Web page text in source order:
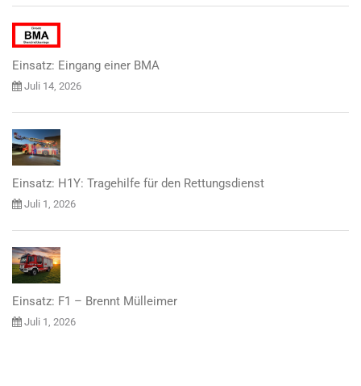
Einsatz: Eingang einer BMA
Juli 14, 2026
Einsatz: H1Y: Tragehilfe für den Rettungsdienst
Juli 1, 2026
Einsatz: F1 – Brennt Mülleimer
Juli 1, 2026